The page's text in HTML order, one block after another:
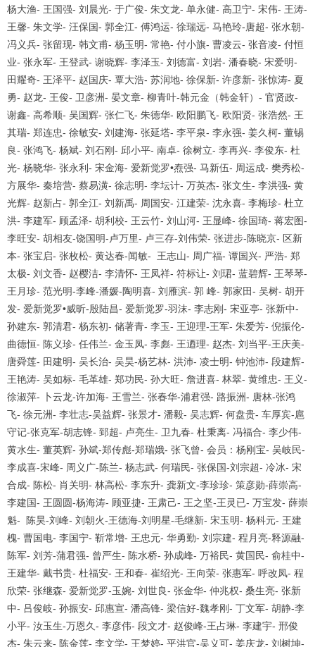
杨大渔- 王国强- 刘晨光- 于广俊- 朱文龙- 单永健- 高卫宁- 宋伟- 王涛-
王馨- 朱文学- 汪保国- 郭全江- 傅鸿运- 徐瑞远- 马艳玲-唐超- 张水朝-
冯义兵- 张留现- 韩文甫- 杨玉明- 常艳- 付小旗- 曹凌云- 张音凌- 付恒
业- 张永军- 王登武- 谢晓辉- 李泽玉- 刘德富- 刘岩- 潘春晓- 宋爱明-
田耀奇- 王泽平- 赵国庆- 覃大浩- 苏润地- 徐保新- 许彦新- 张惊涛- 夏
勇- 赵龙- 王俊- 卫彦洲- 晏文章- 柳青叶-韩元金（韩金轩） - 官贤政-
谢鑫- 高希顺- 吴国辉- 张仁飞- 朱德华- 欧阳鹏飞- 欧阳贤- 张浩然- 王
其瑞- 郑连忠- 徐敏安- 刘建海- 张延塔- 李平泉- 李永强- 姜久柯- 董锡
良- 张鸿飞- 杨斌- 刘石刚- 邱小平- 南卓- 徐树立- 李再兴- 李俊东- 杜
光- 杨晓华- 张永利 - 宋金海- 爱新觉罗•焘强- 马新伍- 周运成- 樊秀松-
方展华- 秦培营- 蔡易潢- 徐志明- 李坛计- 万英杰- 张文生- 李洪强- 黄
光辉- 赵新占- 郭全江- 刘新禹- 周国安- 江建荣- 沈永喜- 李梅珍- 杜立
洪- 李建军- 顾孟泽- 胡利校- 王云竹- 刘山河- 王显峰- 徐国琦- 蒋宏图-
李旺安- 胡相友-饶国明-卢万里- 卢三存-刘伟荣- 张进步-陈晓京- 区新
本- 张宝启- 张枚松- 黄达春-闻敏- 王志山- 周广福- 谭国兴- 严浩- 郑
太极- 刘文香- 赵樱洁- 李清怀- 王凤祥- 符标让- 刘珺- 蓝碧辉- 王琴琴-
王月珍- 范光明-李峰-潘媛-陶明喜- 刘雁滨- 郭 峰- 郭家田- 吴树- 胡开
发- 爱新觉罗•威昕-殷陆昌- 爱新觉罗-羽沫- 李志刚- 宋亚亭- 张新中-
孙建东- 郭清君- 杨东初- 储著青- 李玉- 王迎理-王军- 朱爱芳- 倪振伦-
曲德恒- 陈义珍- 任伟兰- 金玉凤- 李彪- 王迺理- 赵杰- 刘当平-王庆美-
唐舜莲- 田建明- 吴长治- 吴昊-杨艺林- 洪沛- 凌士明- 钟池沛- 段建辉-
王艳涛- 吴如标- 毛革雄- 郑功民- 孙大旺- 詹进喜- 林翠- 黄维忠- 王义-
徐淑萍- 卜云龙-许加海- 王雪兰- 张春华-浦君强- 路振洲- 唐林-张鸿
飞- 徐元洲- 李壮志-吴益辉- 张景才- 潘毅- 吴志辉- 何盘贵- 车厚宾-扈
守记-张克军-胡志锋- 郅超- 卢亮生- 卫九春- 杜秉离- 冯福合- 李少伟-
黄水生- 董英辉- 孙斌-郑传彪-郑瑞娥- 张飞曾- 会员：杨刚宝- 吴岐民-
李成喜-宋峰- 周义广-陈兰- 杨志武- 何瑞民- 张保国-刘宗超- 冷冰- 宋
合成- 陈松- 肖关明- 林高松- 李东升- 龚新文-李珍珍- 策彦勋-薛崇高-
李建国- 王圆圆-杨海涛- 顾亚捷- 王肃己- 王之坚-王灵已- 万宝发- 薛崇
魁- 陈昊-刘峰- 刘朝火-王德海-刘明星-毛继新- 宋玉明- 杨科元- 王建
槐- 曹国电- 李国宁- 靳常增- 王忠元- 华勇勤- 刘宗建- 程月亮-释源融-
陈军- 刘芳-蒲君强- 曾严生- 陈水桥- 孙成峰- 万裕民- 黄国民- 俞桂中-
王建华- 戴书贵- 杜福安- 王和春- 崔绍光- 王向荣- 张惠军- 呼改凤- 程
欣荣- 张继森- 爱新觉罗-玉婉- 刘世良- 张金华- 仲兆权- 桑生亮- 张新
中- 吕俊岐- 孙振安- 邱惠宣- 潘高锋- 梁信好-魏孝刚- 丁文军- 胡静-李
小平- 汝玉生-万恩久- 李彦伟- 段文才- 赵俊峰-王占琳- 李建宇- 邢俊
杰- 朱云来- 陈金莲- 李文学- 王梦婷- 平洪官-吴义可- 姜庆龙- 刘树坤-